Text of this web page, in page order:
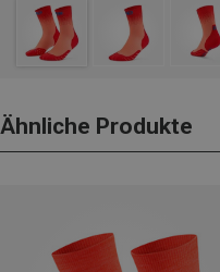
Ähnliche Produkte